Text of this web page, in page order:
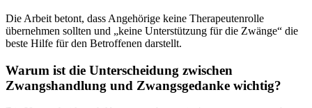
Die Arbeit betont, dass Angehörige keine Therapeutenrolle
übernehmen sollten und „keine Unterstützung für die Zwänge“ die
beste Hilfe für den Betroffenen darstellt.
Warum ist die Unterscheidung zwischen
Zwangshandlung und Zwangsgedanke wichtig?